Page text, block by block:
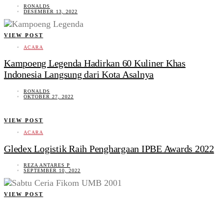
RONALDS
DESEMBER 13, 2022
VIEW POST
ACARA
Kampoeng Legenda Hadirkan 60 Kuliner Khas
Indonesia Langsung dari Kota Asalnya
RONALDS
OKTOBER 27, 2022
VIEW POST
ACARA
Gledex Logistik Raih Penghargaan IPBE Awards 2022
REZA ANTARES P
SEPTEMBER 10, 2022
VIEW POST